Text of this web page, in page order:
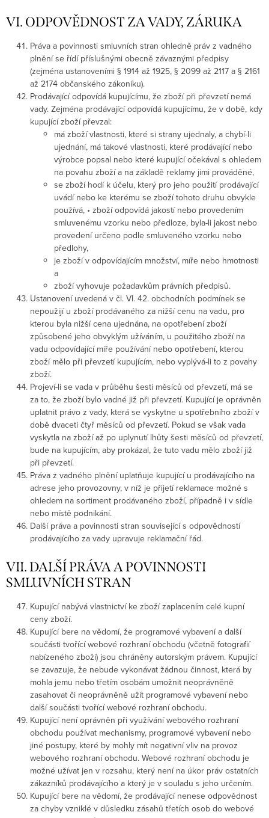
VI. ODPOVĚDNOST ZA VADY, ZÁRUKA
Práva a povinnosti smluvních stran ohledně práv z vadného
plnění se řídí příslušnými obecně závaznými předpisy
(zejména ustanoveními § 1914 až 1925, § 2099 až 2117 a § 2161
až 2174 občanského zákoníku).
Prodávající odpovídá kupujícímu, že zboží při převzetí nemá
vady. Zejména prodávající odpovídá kupujícímu, že v době, kdy
kupující zboží převzal:
má zboží vlastnosti, které si strany ujednaly, a chybí-li
ujednání, má takové vlastnosti, které prodávající nebo
výrobce popsal nebo které kupující očekával s ohledem
na povahu zboží a na základě reklamy jimi prováděné,
se zboží hodí k účelu, který pro jeho použití prodávající
uvádí nebo ke kterému se zboží tohoto druhu obvykle
používá, • zboží odpovídá jakostí nebo provedením
smluvenému vzorku nebo předloze, byla-li jakost nebo
provedení určeno podle smluveného vzorku nebo
předlohy,
je zboží v odpovídajícím množství, míře nebo hmotnosti
a
zboží vyhovuje požadavkům právních předpisů.
Ustanovení uvedená v čl. VI. 42. obchodních podmínek se
nepoužijí u zboží prodávaného za nižší cenu na vadu, pro
kterou byla nižší cena ujednána, na opotřebení zboží
způsobené jeho obvyklým užíváním, u použitého zboží na
vadu odpovídající míře používání nebo opotřebení, kterou
zboží mělo při převzetí kupujícím, nebo vyplývá-li to z povahy
zboží.
Projeví-li se vada v průběhu šesti měsíců od převzetí, má se
za to, že zboží bylo vadné již při převzetí. Kupující je oprávněn
uplatnit právo z vady, která se vyskytne u spotřebního zboží v
době dvaceti čtyř měsíců od převzetí. Pokud se však vada
vyskytla na zboží až po uplynutí lhůty šesti měsíců od převzetí,
bude na kupujícím, aby prokázal, že tuto vadu mělo zboží již
při převzetí.
Práva z vadného plnění uplatňuje kupující u prodávajícího na
adrese jeho provozovny, v níž je přijetí reklamace možné s
ohledem na sortiment prodávaného zboží, případně i v sídle
nebo místě podnikání.
Další práva a povinnosti stran související s odpovědností
prodávajícího za vady upravuje reklamační řád.
VII. DALŠÍ PRÁVA A POVINNOSTI
SMLUVNÍCH STRAN
Kupující nabývá vlastnictví ke zboží zaplacením celé kupní
ceny zboží.
Kupující bere na vědomí, že programové vybavení a další
součásti tvořící webové rozhraní obchodu (včetně fotografií
nabízeného zboží) jsou chráněny autorským právem. Kupující
se zavazuje, že nebude vykonávat žádnou činnost, která by
mohla jemu nebo třetím osobám umožnit neoprávněně
zasahovat či neoprávněně užít programové vybavení nebo
další součásti tvořící webové rozhraní obchodu.
Kupující není oprávněn při využívání webového rozhraní
obchodu používat mechanismy, programové vybavení nebo
jiné postupy, které by mohly mít negativní vliv na provoz
webového rozhraní obchodu. Webové rozhraní obchodu je
možné užívat jen v rozsahu, který není na úkor práv ostatních
zákazníků prodávajícího a který je v souladu s jeho určením.
Kupující bere na vědomí, že prodávající nenese odpovědnost
za chyby vzniklé v důsledku zásahů třetích osob do webové